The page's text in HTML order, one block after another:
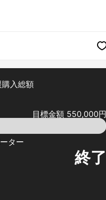
購入総額
目標金額 550,000円
ター
終了